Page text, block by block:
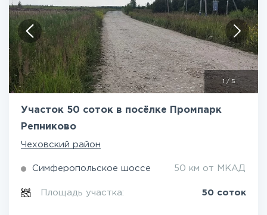
/ 5
Участок 50 соток в посёлке Промпарк
Репниково
Чеховский район
Симферопольское шоссе 50 км от МКАД
Площадь участка: 50 соток